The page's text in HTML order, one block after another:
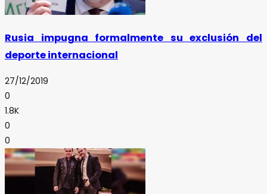
Rusia impugna formalmente su exclusión del
deporte internacional
27/12/2019
0
1.8K
0
0